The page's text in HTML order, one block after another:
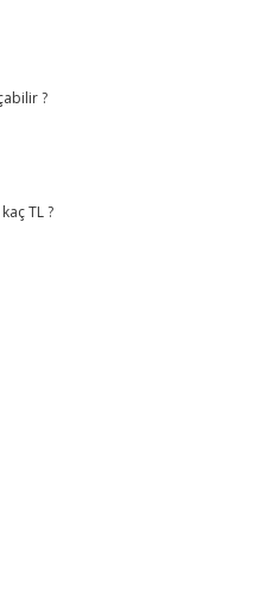
?
TL ?